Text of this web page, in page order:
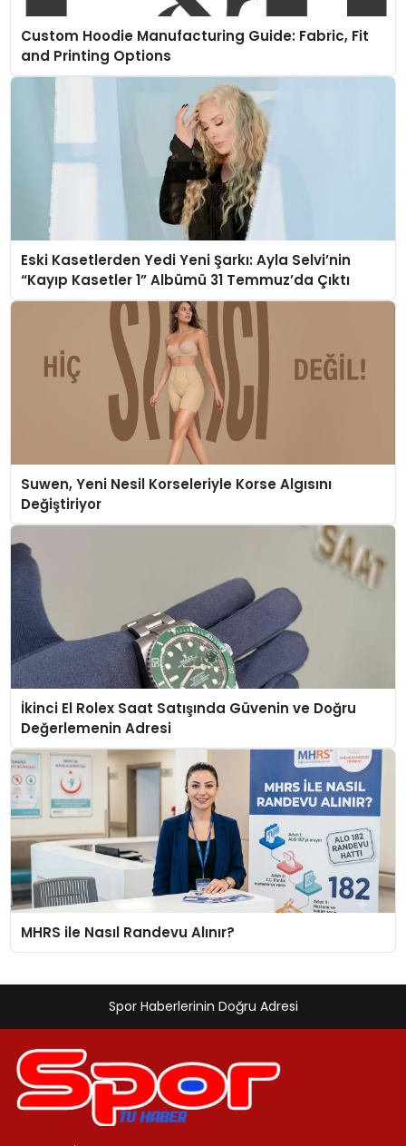
Custom Hoodie Manufacturing Guide: Fabric, Fit
and Printing Options
Eski Kasetlerden Yedi Yeni Şarkı: Ayla Selvi’nin
“Kayıp Kasetler 1” Albümü 31 Temmuz’da Çıktı
Suwen, Yeni Nesil Korseleriyle Korse Algısını
Değiştiriyor
İkinci El Rolex Saat Satışında Güvenin ve Doğru
Değerlemenin Adresi
MHRS ile Nasıl Randevu Alınır?
Spor Haberlerinin Doğru Adresi